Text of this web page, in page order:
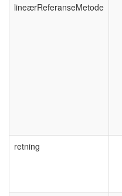
lineærReferanseMetode
retning